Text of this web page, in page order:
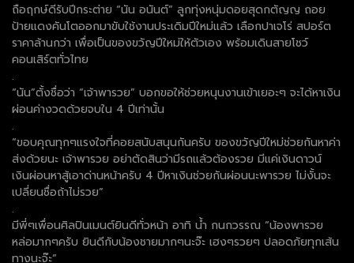
ถือฤกษ์ดีรับปีกระต่าย “นัน อนันต์” ลูกทุ่งหนุ่มดอยสุดกตัญญ ถอย
ป้ายแดงคันโตออกมาขับใช้งานประเดิมปีใหม่แล้ว เลือกปาเจโร่ สปอร์ต
ราคาล้านกว่า เพื่อเป็นของขวัญปีใหม่ให้ตัวเอง พร้อมเดินสายโชว์
คอนเสิร์ตทั่วไทย
.
“นัน”ตั้งชื่อว่า “เจ้าพารวย” บอกขอให้ช่วยหนุนงานเข้าเยอะๆ จะได้หาเงิน
ผ่อนค่างวดด้วยจบใน 4 ปีเท่านั้น
.
“ขอบคุณทุกๆแรงใจที่คอยสนับสนุนกันครับ ของขวัญปีใหม่ช่วยกันหาค่า
ส่งด้วยนะ เจ้าพารวย อย่าตัดสินว่ามีรถแล้วต้องรวย มีแค่เงินดาวน์
เงินผ่อนหาสู้เอาด่านหน้าครับ 4 ปีหาเงินช่วยกันผ่อนนะพารวย ไม่งั้นจะ
เปลี่ยนชื่อถ้าไม่รวย”
.
มีพี่ๆเพื่อนศิลปินเมนต์ยินดีทั่วหน้า อาทิ น้ำ กนกวรรณ “น้องพารวย
หล่อมากๆครับ ยินดีกับน้องชายมากๆนะจ๊ะ เฮงๆรวยๆ ปลอดภัยทุกเส้น
ทางนะจ๊ะ”